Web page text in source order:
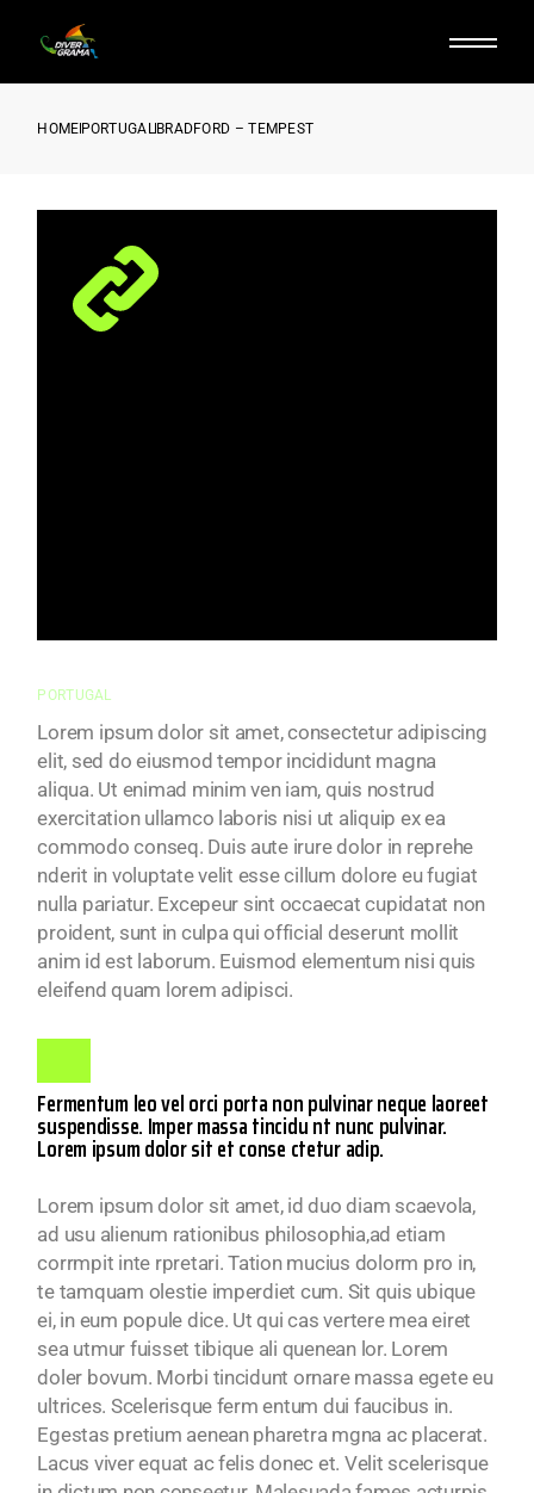
HOME PORTUGAL BRADFORD – TEMPEST
PORTUGAL
Lorem ipsum dolor sit amet, consectetur adipiscing
elit, sed do eiusmod tempor incididunt magna
aliqua. Ut enimad minim ven iam, quis nostrud
exercitation ullamco laboris nisi ut aliquip ex ea
commodo conseq. Duis aute irure dolor in reprehe
nderit in voluptate velit esse cillum dolore eu fugiat
nulla pariatur. Excepeur sint occaecat cupidatat non
proident, sunt in culpa qui official deserunt mollit
anim id est laborum. Euismod elementum nisi quis
eleifend quam lorem adipisci.
Fermentum leo vel orci porta non pulvinar neque laoreet
suspendisse. Imper massa tincidu nt nunc pulvinar.
Lorem ipsum dolor sit et conse ctetur adip.
Lorem ipsum dolor sit amet, id duo diam scaevola,
ad usu alienum rationibus philosophia,ad etiam
corrmpit inte rpretari. Tation mucius dolorm pro in,
te tamquam olestie imperdiet cum. Sit quis ubique
ei, in eum popule dice. Ut qui cas vertere mea eiret
sea utmur fuisset tibique ali quenean lor. Lorem
doler bovum. Morbi tincidunt ornare massa egete eu
ultrices. Scelerisque ferm entum dui faucibus in.
Egestas pretium aenean pharetra mgna ac placerat.
Lacus viver equat ac felis donec et. Velit scelerisque